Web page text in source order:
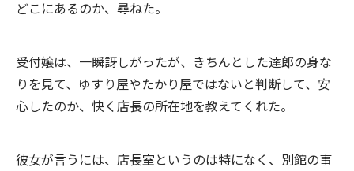
どこにあるのか、尋ねた。
受付嬢は、一瞬訝しがったが、きちんとした達郎の身な
りを見て、ゆすり屋やたかり屋ではないと判断して、安
心したのか、快く店長の所在地を教えてくれた。
彼女が言うには、店長室というのは特になく、別館の事